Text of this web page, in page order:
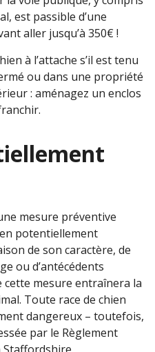
est passible d’une
aller jusqu’à 350€ !
à l’attache s’il est tenu
ou dans une propriété
: aménagez un enclos
mesure préventive
potentiellement
de son caractère, de
ou d’antécédents
cette mesure entraînera la
Toute race de chien
dangereux – toutefois,
par le Règlement